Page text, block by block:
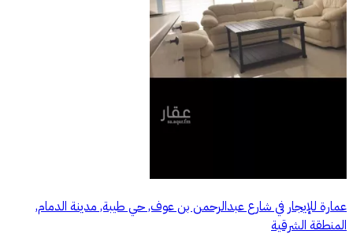
عمارة للإيجار في شارع عبدالرحمن بن عوف, حي طيبة, مدينة الدمام,
المنطقة الشرقية